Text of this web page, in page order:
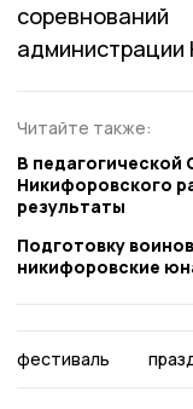
администрации
Читайте также:
В педагогической
Никифоровского
результаты
Подготовку
никифоровские
фестиваль